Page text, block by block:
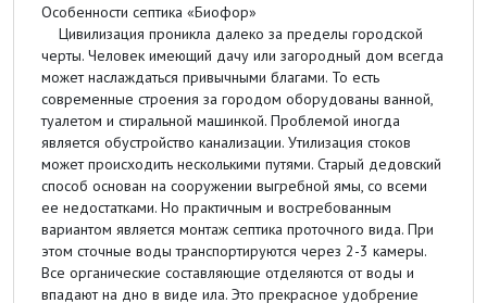
Особенности септика «Биофор»
Цивилизация проникла далеко за пределы городской
черты. Человек имеющий дачу или загородный дом всегда
может наслаждаться привычными благами. То есть
современные строения за городом оборудованы ванной,
туалетом и стиральной машинкой. Проблемой иногда
является обустройство канализации. Утилизация стоков
может происходить несколькими путями. Старый дедовский
способ основан на сооружении выгребной ямы, со всеми
ее недостатками. Но практичным и востребованным
вариантом является монтаж септика проточного вида. При
этом сточные воды транспортируются через 2-3 камеры.
Все органические составляющие отделяются от воды и
впадают на дно в виде ила. Это прекрасное удобрение